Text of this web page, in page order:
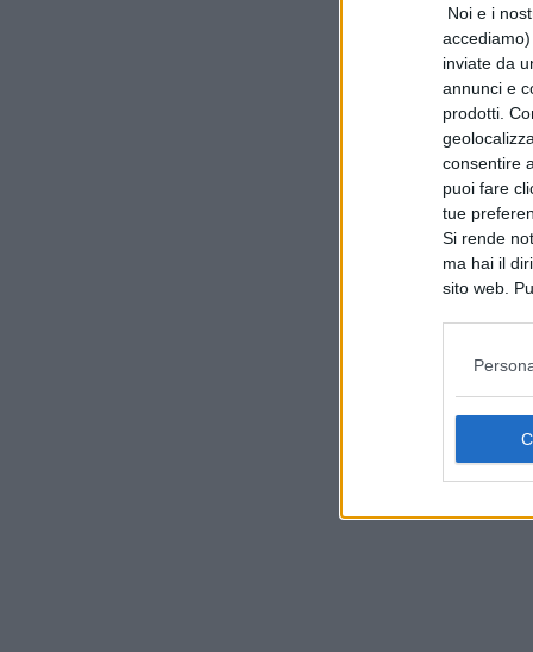
Noi e i
inviate da
annunci e
prodotti.
consentire
puoi fare
tue
Si rende
ma hai il
sito web.